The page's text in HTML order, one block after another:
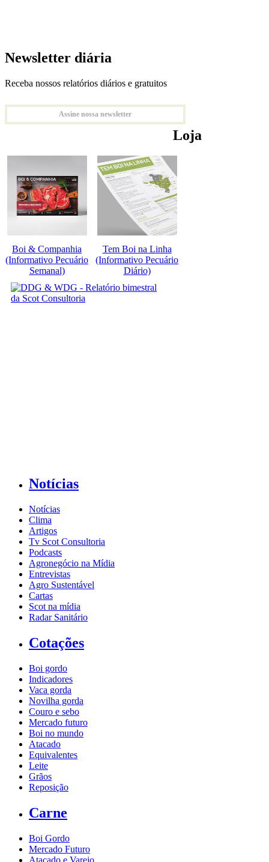
Newsletter diária
Receba nossos relatórios diários e gratuitos
Assine nossa newsletter
Loja
Boi & Companhia
(Informativo Pecuário
Semanal)
Tem Boi na Linha
(Informativo Pecuário
Diário)
Notícias
Notícias
Clima
Artigos
Tv Scot Consultoria
Podcasts
Agronegócio na Mídia
Entrevistas
Agro Sustentável
Cartas
Scot na mídia
Radar Sanitário
Cotações
Boi gordo
Indicadores
Vaca gorda
Novilha gorda
Couro e sebo
Mercado futuro
Boi no mundo
Atacado
Equivalentes
Leite
Grãos
Reposição
Carne
Boi Gordo
Mercado Futuro
Atacado e Varejo